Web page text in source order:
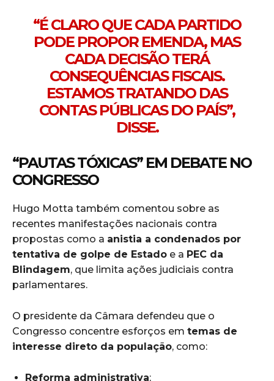
“É CLARO QUE CADA PARTIDO
PODE PROPOR EMENDA, MAS
CADA DECISÃO TERÁ
CONSEQUÊNCIAS FISCAIS.
ESTAMOS TRATANDO DAS
CONTAS PÚBLICAS DO PAÍS”,
DISSE.
“PAUTAS TÓXICAS” EM DEBATE NO
CONGRESSO
Hugo Motta também comentou sobre as
recentes manifestações nacionais contra
propostas como a anistia a condenados por
tentativa de golpe de Estado e a PEC da
Blindagem, que limita ações judiciais contra
parlamentares.
O presidente da Câmara defendeu que o
Congresso concentre esforços em temas de
interesse direto da população, como:
Reforma administrativa;